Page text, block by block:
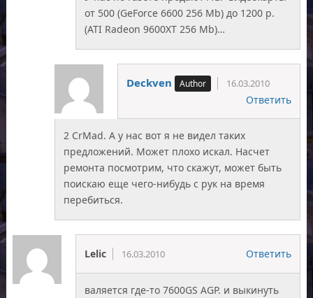
от 500 (GeForce 6600 256 Mb) до 1200 р.
(ATI Radeon 9600XT 256 Mb)…
Deckven 16.03.2010
Ответить
2 CrMad. А у нас вот я не видел таких
предложений. Может плохо искал. Насчет
ремонта посмотрим, что скажут, может быть
поискаю еще чего-нибудь с рук на время
перебиться.
Lelic 16.03.2010 Ответить
валяется где-то 7600GS AGP. и выкинуть